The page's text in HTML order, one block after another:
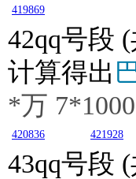
419869
42qq号段
计算得出
*万 7
420836 421928
43qq号段